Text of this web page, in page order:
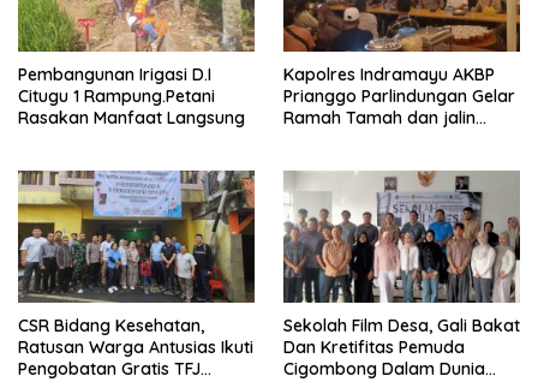
Pembangunan Irigasi D.I
Citugu 1 Rampung.Petani
Rasakan Manfaat Langsung
Kapolres Indramayu AKBP
Prianggo Parlindungan Gelar
Ramah Tamah dan jalin
CSR Bidang Kesehatan,
Ratusan Warga Antusias Ikuti
Pengobatan Gratis TFJ
Sekolah Film Desa, Gali Bakat
Dan Kretifitas Pemuda
Cigombong Dalam Dunia